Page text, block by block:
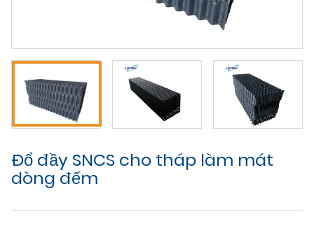
Đổ đầy SNCS cho tháp làm mát
dòng đếm